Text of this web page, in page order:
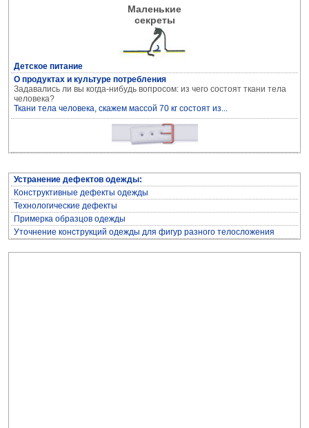
Устранение дефектов одежды
Маленькие
секреты
Детское питание
О продуктах и культуре потребления
Задавались ли вы когда-нибудь вопросом: из чего состоят ткани тела
человека?
Ткани тела человека, скажем массой 70 кг состоят из...
Устранение дефектов одежды:
Конструктивные дефекты одежды
Технологические дефекты
Примерка образцов одежды
Уточнение конструкций одежды для фигур разного телосложения